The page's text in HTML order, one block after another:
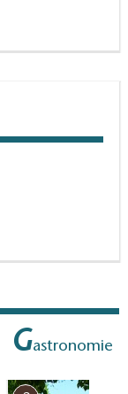
Gastronomie